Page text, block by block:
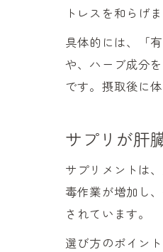
トレスを和らげま
具体的には、「
や、ハーブ成分
です。摂取後に
サプリが肝
サプリメントは
毒作業が増加し
されています。
選び方のポイン